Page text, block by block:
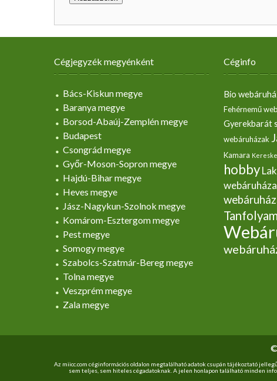
Cégjegyzék megyénként
Bács-Kiskun megye
Baranya megye
Borsod-Abaúj-Zemplén megye
Budapest
Csongrád megye
Győr-Moson-Sopron megye
Hajdú-Bihar megye
Heves megye
Jász-Nagykun-Szolnok megye
Komárom-Esztergom megye
Pest megye
Somogy megye
Szabolcs-Szatmár-Bereg megye
Tolna megye
Veszprém megye
Zala megye
Céginfo
Bio
Fehérnemű
Gyerekbarát
webáruházak
Kamara
hobby
Az miicc.com céginformációs oldalon megtalálható adatok csupán tájékoztató
sem teljes, sem hiteles cégadatoknak. A jelen honlapon található minden